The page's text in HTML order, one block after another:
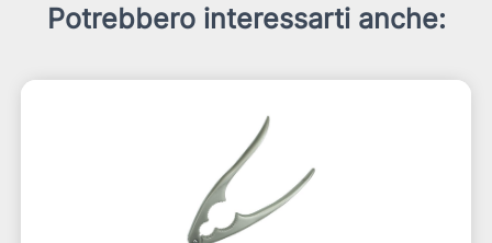
Potrebbero interessarti anche: